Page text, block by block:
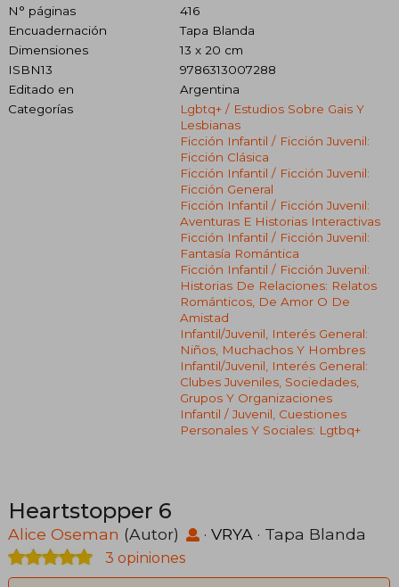
N° páginas
416
Encuadernación
Tapa Blanda
Dimensiones
13 x 20 cm
ISBN13
9786313007288
Editado en
Argentina
Categorías
Lgbtq+ / Estudios Sobre Gais Y
Lesbianas
Ficción Infantil / Ficción Juvenil:
Ficción Clásica
Ficción Infantil / Ficción Juvenil:
Ficción General
Ficción Infantil / Ficción Juvenil:
Aventuras E Historias Interactivas
Ficción Infantil / Ficción Juvenil:
Fantasía Romántica
Ficción Infantil / Ficción Juvenil:
Historias De Relaciones: Relatos
Románticos, De Amor O De
Amistad
Infantil/juvenil, Interés General:
Niños, Muchachos Y Hombres
Infantil/juvenil, Interés General:
Clubes Juveniles, Sociedades,
Grupos Y Organizaciones
Infantil / Juvenil, Cuestiones
Personales Y Sociales: Lgtbq+
Heartstopper 6
Alice Oseman (Autor) · VRYA · Tapa Blanda
3 opiniones